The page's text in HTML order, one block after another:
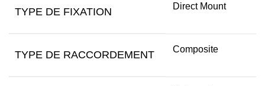
TYPE DE FIXATION Direct Mount
TYPE DE RACCORDEMENT Composite